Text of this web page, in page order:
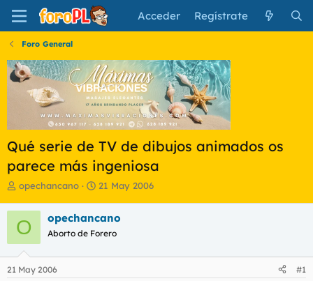
Acceder Regístrate
Foro General
Qué serie de TV de dibujos animados os
parece más ingeniosa
I
i
c
i
a
d
o
opechancano
F
h
a
e
21 May 2006
O opechancano
Aborto de Forero
21 May 2006 #1